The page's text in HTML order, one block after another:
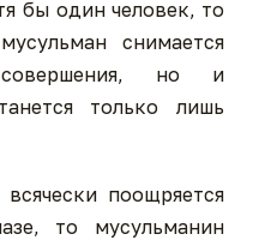
бы один человек, то
снимается
но и
только лишь
поощряется
то мусульманин